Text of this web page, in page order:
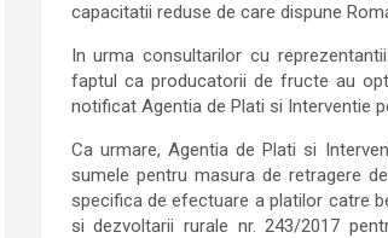
capacitatii reduse de care dispune
In urma consultarilor cu
faptul ca producatorii de fructe au
notificat Agentia de Plati si Interventie
Ca urmare, Agentia de Plati si
sumele pentru masura de retragere
specifica de efectuare a platilor catre
si dezvoltarii rurale nr. 243/2017